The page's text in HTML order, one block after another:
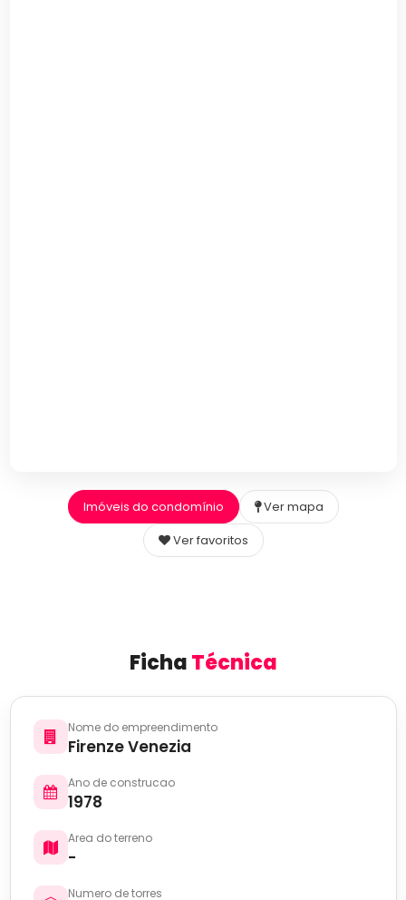
Imóveis do condomínio
Ver mapa
Ver favoritos
FichaTécnica
Nome do empreendimento
Firenze Venezia
Ano de construcao
1978
Area do terreno
-
Numero de torres